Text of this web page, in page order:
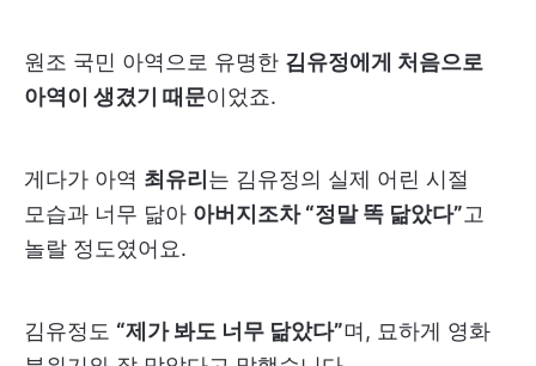
원조 국민 아역으로 유명한 김유정에게 처음으로
아역이 생겼기 때문이었죠.
게다가 아역 최유리 는 김유정의 실제 어린 시절
모습과 너무 닮아 아버지조차 “정말 똑 닮았다”고
놀랄 정도였어요.
김유정도 “제가 봐도 너무 닮았다”며, 묘하게 영화